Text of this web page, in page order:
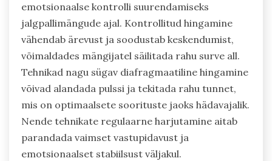
emotsionaalse kontrolli suurendamiseks
jalgpallimängude ajal. Kontrollitud hingamine
vähendab ärevust ja soodustab keskendumist,
võimaldades mängijatel säilitada rahu surve all.
Tehnikad nagu sügav diafragmaatiline hingamine
võivad alandada pulssi ja tekitada rahu tunnet,
mis on optimaalsete soorituste jaoks hädavajalik.
Nende tehnikate regulaarne harjutamine aitab
parandada vaimset vastupidavust ja
emotsionaalset stabiilsust väljakul.